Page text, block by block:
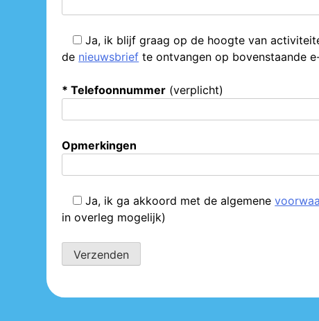
Ja, ik blijf graag op de hoogte van
de nieuwsbrief te ontvangen op bovenstaande
* Telefoonnummer (verplicht)
Opmerkingen
Ja, ik ga akkoord met de algemene
in overleg mogelijk)